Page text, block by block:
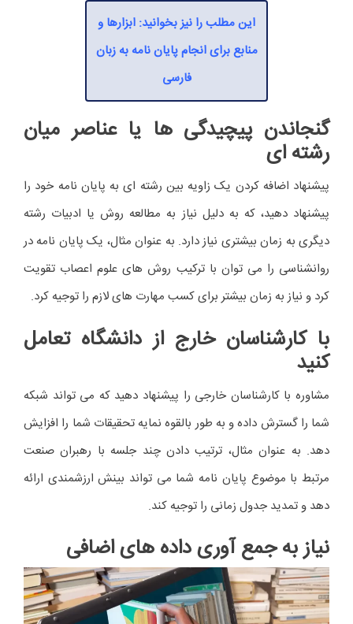
این مطلب را نیز بخوانید: ابزارها و
منابع برای انجام پایان نامه به زبان
فارسی
گنجاندن پیچیدگی ها یا عناصر میان
رشته ای
پیشنهاد اضافه کردن یک زاویه بین رشته ای به پایان نامه خود را
پیشنهاد دهید، که به دلیل نیاز به مطالعه روش یا ادبیات رشته
دیگری به زمان بیشتری نیاز دارد. به عنوان مثال، یک پایان نامه در
روانشناسی را می توان با ترکیب روش های علوم اعصاب تقویت
کرد و نیاز به زمان بیشتر برای کسب مهارت های لازم را توجیه کرد.
با کارشناسان خارج از دانشگاه تعامل
کنید
مشاوره با کارشناسان خارجی را پیشنهاد دهید که می تواند شبکه
شما را گسترش داده و به طور بالقوه نمایه تحقیقات شما را افزایش
دهد. به عنوان مثال، ترتیب دادن چند جلسه با رهبران صنعت
مرتبط با موضوع پایان نامه شما می تواند بینش ارزشمندی ارائه
دهد و تمدید جدول زمانی را توجیه کند.
نیاز به جمع آوری داده های اضافی